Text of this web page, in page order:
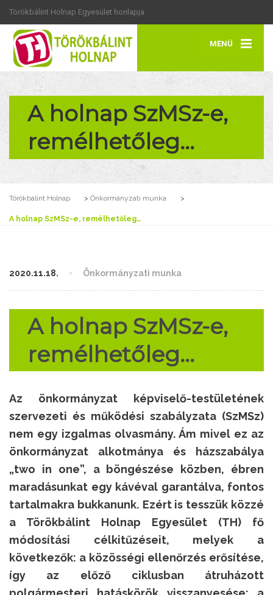
Törökbálint Holnap Egyesület honlapja
MENÜ
A holnap SzMSz-e,
remélhetőleg…
Törökbálint Holnap > Önkormányzati munka >
A holnap SzMSz-e, remélhetőleg…
2020.11.18. Önkormányzati munka
A holnap SzMSz-e,
remélhetőleg…
Az önkormányzat képviselő-testületének
szervezeti és működési szabályzata (SzMSz)
nem egy izgalmas olvasmány. Ám mivel ez az
önkormányzat alkotmánya és házszabálya
„two in one”, a böngészése közben, ébren
maradásunkat egy kávéval garantálva, fontos
tartalmakra bukkanunk. Ezért is tesszük közzé
a Törökbálint Holnap Egyesület (TH) fő
módosítási célkitűzéseit, melyek a
következők: a közösségi ellenőrzés erősítése,
így az előző ciklusban átruházott